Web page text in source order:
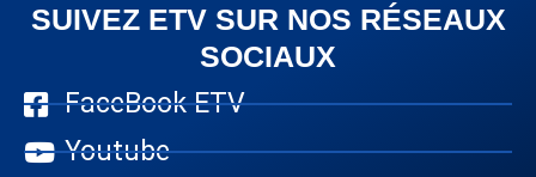
SUIVEZ ETV SUR NOS RÉSEAUX
SOCIAUX
FaceBook ETV
Youtube